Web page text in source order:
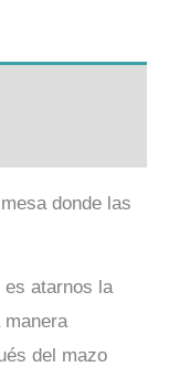
donde las
es atarnos la
del mazo